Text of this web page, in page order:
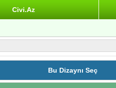
Civi.Az
Bu Dizaynı Seç